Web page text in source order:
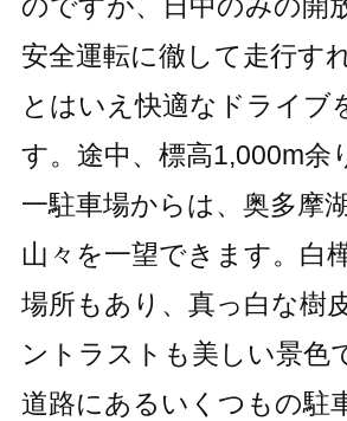
のですが、日中のみの開
安全運転に徹して走行す
とはいえ快適なドライブ
す。途中、標高1,000m余
一駐車場からは、奥多摩
山々を一望できます。白
場所もあり、真っ白な樹
ントラストも美しい景色
道路にあるいくつもの駐